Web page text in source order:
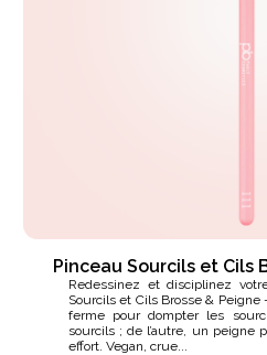
Pinceau Sourcils et Cils
Redessinez et disciplinez
Sourcils et Cils Brosse & Peigne
ferme pour dompter les
sourcils ; de l’autre, un peigne
effort. Vegan, crue...